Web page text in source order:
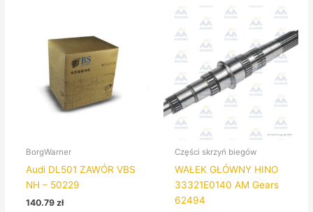
BorgWarner
Audi DL501 ZAWÓR VBS
NH – 50229
140.79zł
Części skrzyń biegów
WAŁEK GŁÓWNY HINO
33321E0140 AM Gears
62494